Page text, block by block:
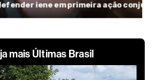
mais Últimas Brasil